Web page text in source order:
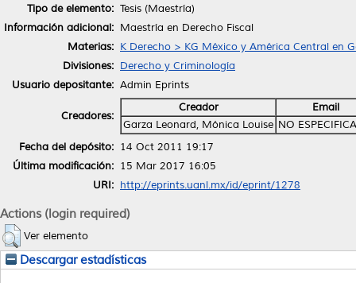
Tipo de elemento: Tesis (Maestría)
Información adicional: Maestría en Derecho Fiscal
Materias: K Derecho > KG México y América Central en
Divisiones: Derecho y Criminología
Usuario depositante: Admin Eprints
Creadores:
Creador
Email
Garza Leonard, Mónica Louise NO
Fecha del depósito: 14 Oct 2011 19:17
Última modificación: 15 Mar 2017 16:05
URI: http://eprints.uanl.mx/id/eprint/1278
Actions (login required)
Ver elemento
Descargar estadísticas